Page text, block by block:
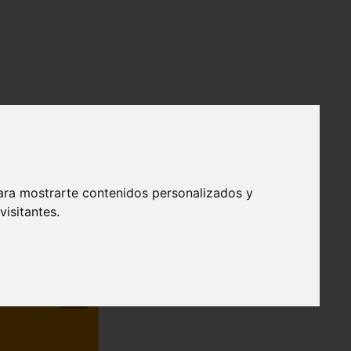
mostrarte contenidos personalizados y